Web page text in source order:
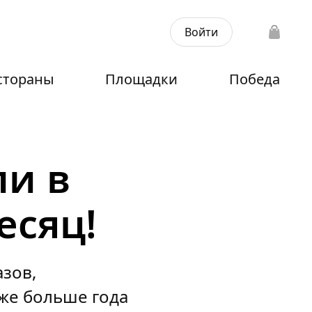
Войти
Площадки Победа
в
больше года